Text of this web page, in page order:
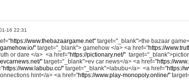
16 22:31
https://www.thebazaargame.net" target="_blank">the bazaar
" target="_blank"> gamehow </a> <a href="https://
or dare </a> <a href="https://pictionary.net/"
" target="_blank">ev car news</a> <a href="https://
https://www.labubu.cc/" target="_blank">labubu</a> <a href="https://
hint</a> <a href="https://www.play-monopoly.online/"